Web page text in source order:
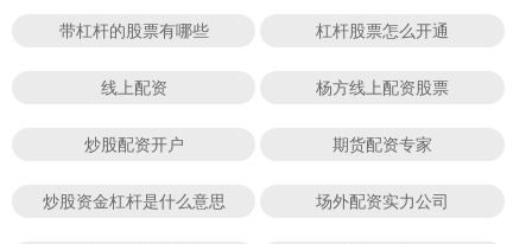
带杠杆的股票有哪些 杠杆股票怎么开通
线上配资 杨方线上配资股票
炒股配资开户 期货配资专家
炒股资金杠杆是什么意思 场外配资实力公司